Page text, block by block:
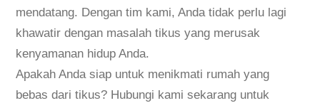
mendatang. Dengan tim kami, Anda tidak perlu lagi
khawatir dengan masalah tikus yang merusak
kenyamanan hidup Anda.
Apakah Anda siap untuk menikmati rumah yang
bebas dari tikus? Hubungi kami sekarang untuk